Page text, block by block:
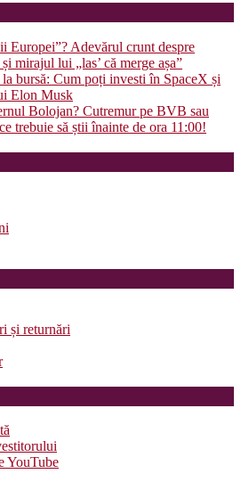
Europei”? Adevărul crunt despre
mirajul lui „las’ că merge așa”
bursă: Cum poți investi în SpaceX și
Elon Musk
Bolojan? Cutremur pe BVB sau
trebuie să știi înainte de ora 11:00!
și returnări
YouTube